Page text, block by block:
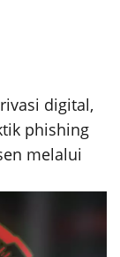
digital,
phishing
melalui